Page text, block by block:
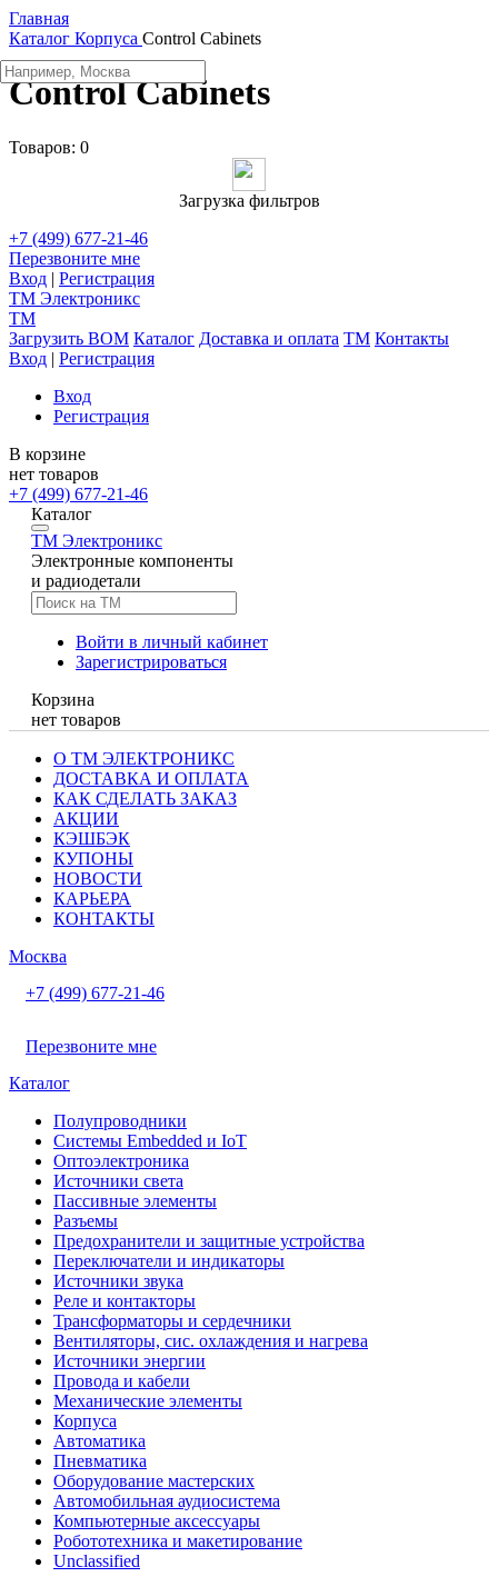
Главная
Каталог Корпуса Control Cabinets
Control Cabinets
Товаров: 0
Загрузка фильтров
+7 (499) 677-21-46
Перезвоните мне
Вход | Регистрация
TM Электроникс
TM
Загрузить BOM Каталог Доставка и оплата TM Контакты
Вход | Регистрация
Вход
Регистрация
В корзине
нет товаров
+7 (499) 677-21-46
Каталог
TM Электроникс
Электронные компоненты
и радиодетали
Войти в личный кабинет
Зарегистрироваться
Корзина
нет товаров
О ТМ ЭЛЕКТРОНИКС
ДОСТАВКА И ОПЛАТА
КАК СДЕЛАТЬ ЗАКАЗ
АКЦИИ
КЭШБЭК
КУПОНЫ
НОВОСТИ
КАРЬЕРА
КОНТАКТЫ
Москва
+7 (499) 677-21-46
Перезвоните мне
Каталог
Полупроводники
Системы Embedded и IoT
Oптоэлектроника
Источники света
Пассивные элементы
Разъeмы
Предохранители и защитные устройства
Переключатели и индикаторы
Источники звука
Реле и контакторы
Трансформаторы и сердечники
Вентиляторы, сис. охлаждения и нагрева
Источники энергии
Провода и кабели
Механические элементы
Корпуса
Автоматика
Пневматика
Оборудование мастерских
Автомобильная аудиосистема
Компьютерные аксессуары
Робототехника и макетирование
Unclassified